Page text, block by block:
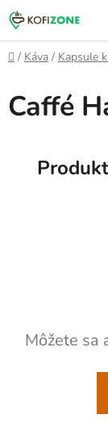
Prejsť
na
obsah
Domov
/ Káva / Kapsule
Caffé
Môžete sa